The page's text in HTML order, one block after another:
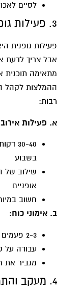
לסיים לאכול לפחות
3. פעילות גופנית – מעבר להליכה
פעילות גופנית
אבל צריך לדעת
מתאימה תוכנית
ההמלצות לקהל
רבות:
א. פעילות
בשבוע
שילוב של
אופניים
חשוב
ב. אימוני כוח:
2-3 פעמים בשבוע
עבודה על
מגביר את
4. מעקב והתמדה